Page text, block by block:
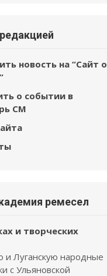
новость на “Сайт о
о событии в
СМ
ремесел
и творческих
и Луганскую народные
с Ульяновской